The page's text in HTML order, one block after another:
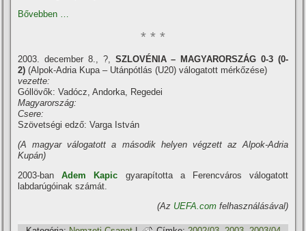
Bővebben …
* * *
2003. december 8., ?, SZLOVÉNIA – MAGYARORSZÁG 0-3 (0-
2) (Alpok-Adria Kupa – Utánpótlás (U20) válogatott mérkőzése)
vezette:
Góllövők: Vadócz, Andorka, Regedei
Magyarország:
Csere:
Szövetségi edző: Varga István
(A magyar válogatott a második helyen végzett az Alpok-Adria
Kupán)
2003-banAdem Kapic gyarapí­totta a Ferencváros válogatott
labdarúgóinak számát.
(Az UEFA.comfelhasználásával)